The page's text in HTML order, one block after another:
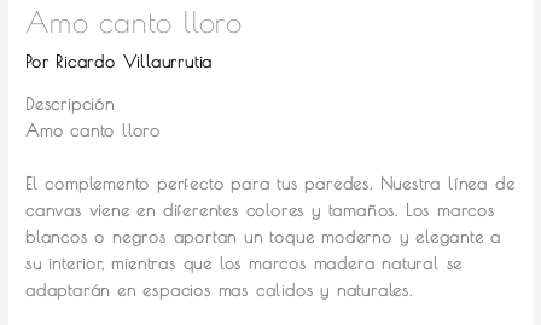
Amo canto lloro
Por Ricardo Villaurrutia
Descripción
Amo canto lloro
El complemento perfecto para tus paredes. Nuestra línea de
canvas viene en diferentes colores y tamaños. Los marcos
blancos o negros aportan un toque moderno y elegante a
su interior, mientras que los marcos madera natural se
adaptarán en espacios mas calidos y naturales.